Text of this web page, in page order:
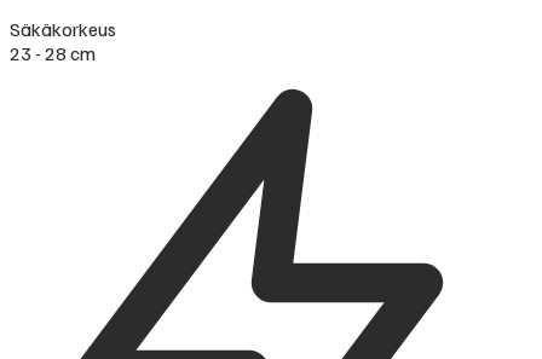
Säkäkorkeus
23 - 28 cm